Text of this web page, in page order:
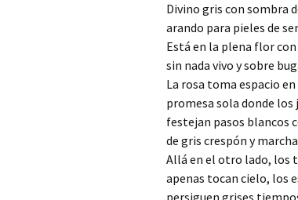
DE
23
Divino gris con sombra
arando para pieles de
Está en la plena flor
sin nada vivo y sobre
La rosa toma espacio
promesa sola donde los
festejan pasos blancos
de gris crespón y
Allá en el otro lado, los
apenas tocan cielo, los